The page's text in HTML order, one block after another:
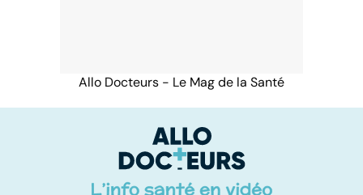
Allo Docteurs - Le Mag de la Santé